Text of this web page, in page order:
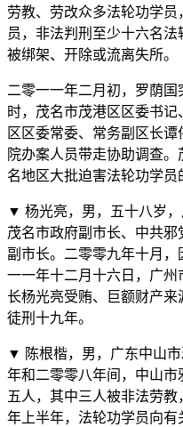
劳教、劳改众多法轮功学
员，非法判刑至少十六名
被绑架、开除或流离失所。
二零一一年二月初，罗荫
时，茂名市茂港区区委书
区区委常委、常务副区长
院办案人员带走协助调查
名地区大批迫害法轮功学员
▼ 杨光亮，男，五十八岁
茂名市政府副市长、中共
副市长。二零零九年十月
一一年十二月十六日，广
长杨光亮受贿、巨额财产
徒刑十九年。
▼ 陈根楷，男，广东中山
年和二零零八年间，中山
五人，其中三人被非法劳
年上半年，法轮功学员向